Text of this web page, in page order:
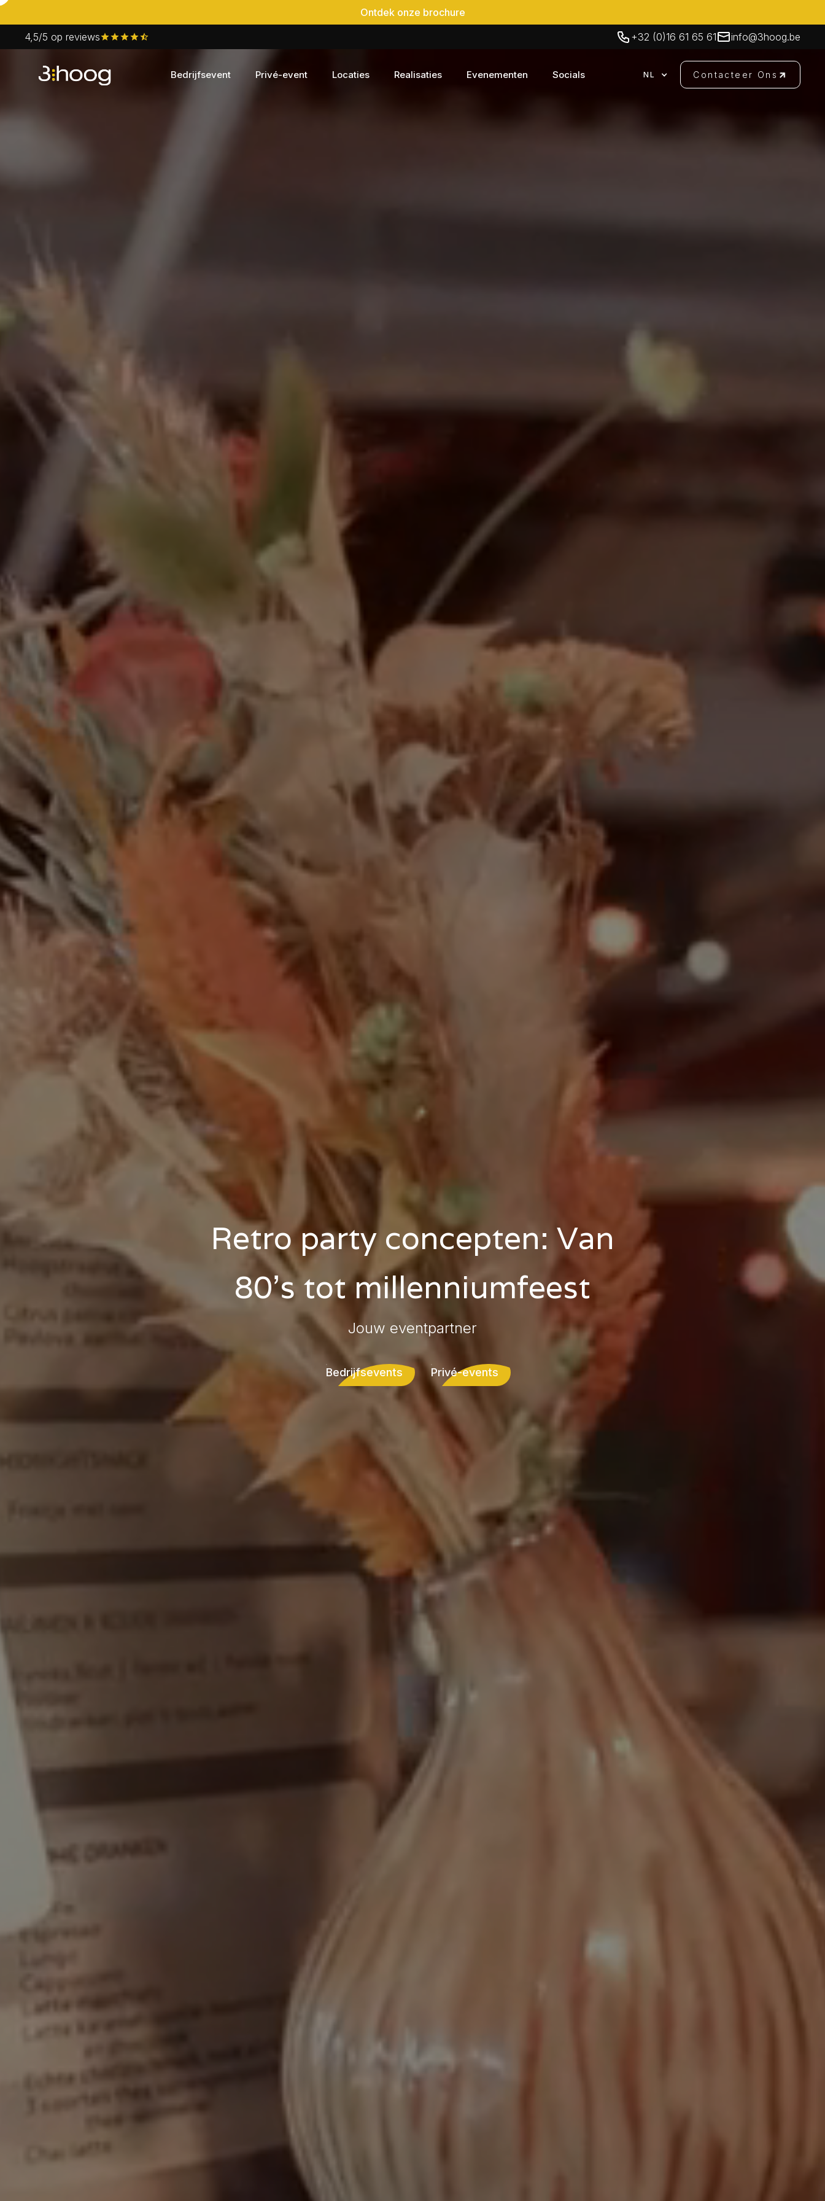
Ontdek onze brochure
4,5/5 op reviews
+32 (0)16 61 65 61 info@3hoog.be
Bedrijfsevent Privé-event Locaties Realisaties Evenementen Socials NL Contacteer Ons
Retro party concepten: Van
80's tot millenniumfeest
Jouw eventpartner
Bedrijfsevents
Bedrijfsevents
Privé-events
Privé-events